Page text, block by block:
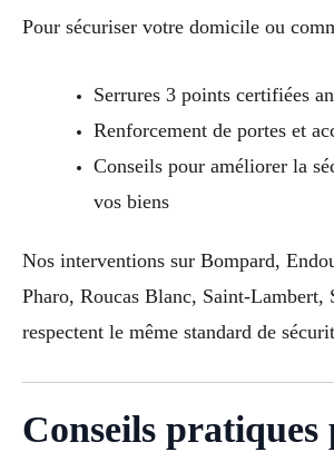
Pour sécuriser votre domicile ou
Serrures 3 points certifiées
Renforcement de portes et
Conseils pour améliorer la
vos biens
Nos interventions sur Bompard,
Pharo, Roucas Blanc, Saint-Lambert,
respectent le même standard de
Conseils pratiques